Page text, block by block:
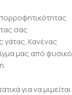
σας
γάτας. Κανένας
μας από φυσικό
για να μιμείται